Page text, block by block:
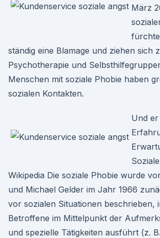
März
ständig eine Blamage und ziehen sich
Psychotherapie und
Menschen mit soziale Phobie haben
sozialen Kontakten.
Und er
Wikipedia Die soziale Phobie wurde
und Michael Gelder im Jahr 1966
vor sozialen Situationen beschrieben,
Betroffene im Mittelpunkt der
und spezielle Tätigkeiten ausführt (z.